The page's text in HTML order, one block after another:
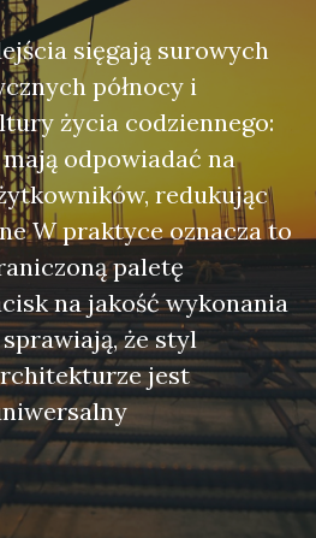
sięgają surowych
północy i
życia codziennego:
odpowiadać na
redukując
W praktyce oznacza to
paletę
na jakość wykonania
że styl
jest